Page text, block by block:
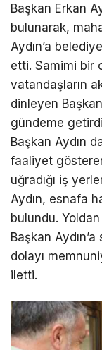
Başkan Erkan
bulunarak,
Aydın’a
etti. Samimi bir
vatandaşların
dinleyen
gündeme
Başkan Aydın
faaliyet
uğradığı iş
Aydın, esnafa
bulundu.
Başkan
dolayı
iletti.